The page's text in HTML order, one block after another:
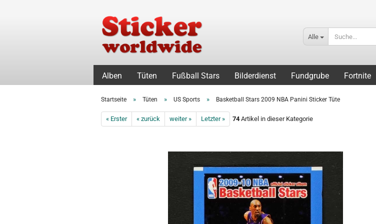
Alle
Alben Tüten Fußball Stars Bilderdienst Fundgrube Fortnite
Startseite » Tüten » US Sports » Basketball Stars 2009 NBA Panini Sticker Tüte
« Erster « zurück weiter » Letzter » 74Artikel in dieser Kategorie